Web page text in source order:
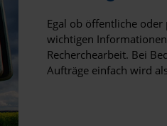
Egal ob öffentliche oder
wichtigen
Recherchearbeit. Bei
Aufträge einfach wird